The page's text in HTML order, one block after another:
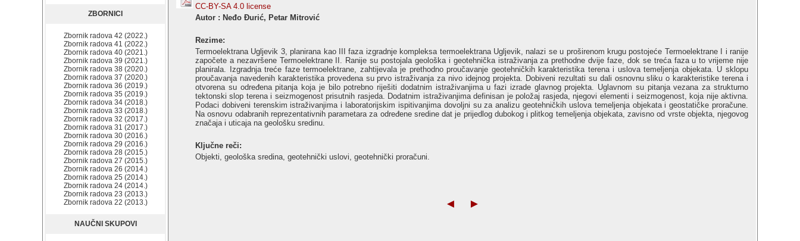
ZBORNICI
Zbornik radova 42 (2022.)
Zbornik radova 41 (2022.)
Zbornik radova 40 (2021.)
Zbornik radova 39 (2021.)
Zbornik radova 38 (2020.)
Zbornik radova 37 (2020.)
Zbornik radova 36 (2019.)
Zbornik radova 35 (2019.)
Zbornik radova 34 (2018.)
Zbornik radova 33 (2018.)
Zbornik radova 32 (2017.)
Zbornik radova 31 (2017.)
Zbornik radova 30 (2016.)
Zbornik radova 29 (2016.)
Zbornik radova 28 (2015.)
Zbornik radova 27 (2015.)
Zbornik radova 26 (2014.)
Zbornik radova 25 (2014.)
Zbornik radova 24 (2014.)
Zbornik radova 23 (2013.)
Zbornik radova 22 (2013.)
NAUČNI SKUPOVI
CC-BY-SA 4.0 license
Autor : Neđo Đurić, Petar Mitrović
Rezime:
Termoelektrana Ugljevik 3, planirana kao III faza izgradnje kompleksa termoelektrana Ugljevik, nalazi se u proširenom krugu postojeće Termoelektrane I i ranije
započete a nezavršene Termoelektrane II. Ranije su postojala geološka i geotehnička istraživanja za prethodne dvije faze, dok se treća faza u to vrijeme nije
planirala. Izgradnja treće faze termoelektrane, zahtijevala je prethodno proučavanje geotehničkih karakteristika terena i uslova temeljenja objekata. U sklopu
proučavanja navedenih karakteristika provedena su prvo istraživanja za nivo idejnog projekta. Dobiveni rezultati su dali osnovnu sliku o karakteristike terena i
otvorena su određena pitanja koja je bilo potrebno riješiti dodatnim istraživanjima u fazi izrade glavnog projekta. Uglavnom su pitanja vezana za strukturno
tektonski slop terena i seizmogenost prisutnih rasjeda. Dodatnim istraživanjima definisan je položaj rasjeda, njegovi elementi i seizmogenost, koja nije aktivna.
Podaci dobiveni terenskim istraživanjima i laboratorijskim ispitivanjima dovoljni su za analizu geotehničkih uslova temeljenja objekata i geostatičke proračune.
Na osnovu odabranih reprezentativnih parametara za određene sredine dat je prijedlog dubokog i plitkog temeljenja objekata, zavisno od vrste objekta, njegovog
značaja i uticaja na geološku sredinu.
Ključne reči:
Objekti, geološka sredina, geotehnički uslovi, geotehnički proračuni.
◄ ►